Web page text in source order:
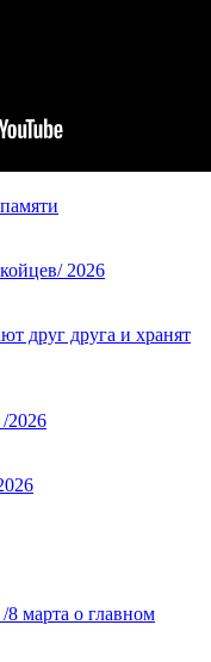
2026
друг друга и хранят
2026
марта о главном